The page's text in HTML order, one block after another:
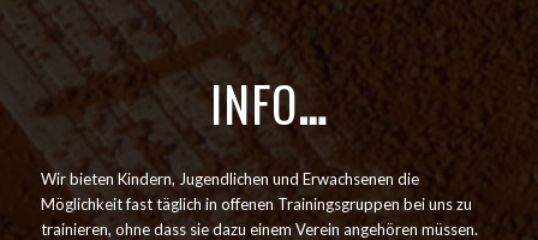
INFO…
Wir bieten Kindern, Jugendlichen und Erwachsenen die
Möglichkeit fast täglich in offenen Trainingsgruppen bei uns zu
trainieren, ohne dass sie dazu einem Verein angehören müssen.